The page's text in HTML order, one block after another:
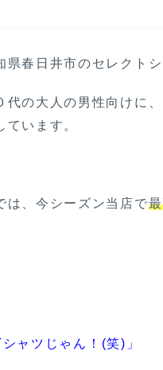
県春日井市のセレクト
代の大人の男性向けに
ています。
は、今シーズン当店で
シャツ じゃん！ (笑) 」